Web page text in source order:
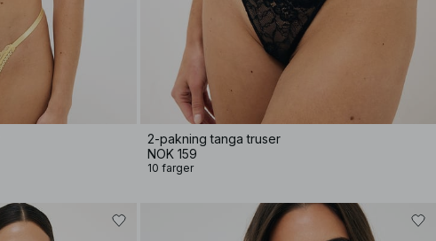
2-pakning tanga truser
NOK 159
10 farger